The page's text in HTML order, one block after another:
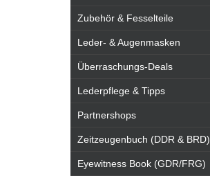
Zubehör & Fesselteile
Leder- & Augenmasken
Überraschungs-Deals
Lederpflege & Tipps
Partnershops
Zeitzeugenbuch (DDR & BRD)
Eyewitness Book (GDR/FRG)